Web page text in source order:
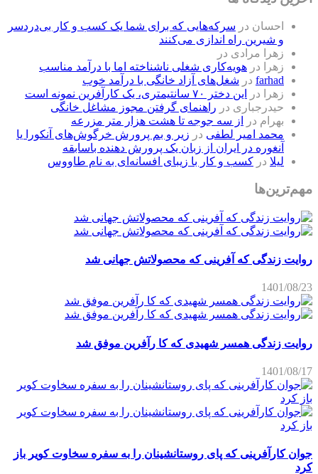
احسان در سرکه‌هایی که برای شما یک کسب و کار بی‌دردسر
و شیرین راه اندازی می‌کنند
زهرا مرادی در
زهرا
در هویه‌کاری شغلی ناشناخته اما با درآمد مناسب
farhad در شغل‌های آزاد خانگی با درآمد خوب
زهرا
در
این دختر ۷۰ سانتیمتری، یک کارآفرین نمونه است
حیدرجباری در راهنمای گرفتن مجوز مشاغل خانگی
بهرام در
از سه جوجه تا هشت هزار متر مزرعه
محمد امیر لطفی در زیر و بم پرورش خرگوش‌های آنکورا یا
آنغوره در ایران از زبان یک پرورش دهنده باسابقه
لیلا در کسب و کار با زیبای افسانه‌ای به نام طاووس
مهم‌ترین‌ها
روایت زندگی که آفرینی که محصولاتش جهانی شد
1401/08/23
روایت زندگی همسر شهیدی که کا رآفرین موفق شد
1401/08/17
جوان کارآفرینی که پای روستانشینان را به سفره سخاوت کویر باز
کرد